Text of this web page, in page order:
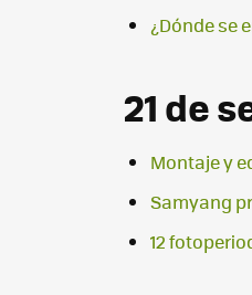
¿Dónde se
21 de
Montaje y
Samyang
12